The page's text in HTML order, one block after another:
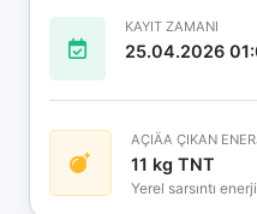
KAYIT ZAMANI
25.04.2026
AÇIÄA ÇIKAN
11 kg TNT
Yerel sarsıntı